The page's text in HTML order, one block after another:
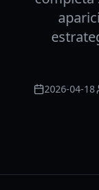
2026-04-18